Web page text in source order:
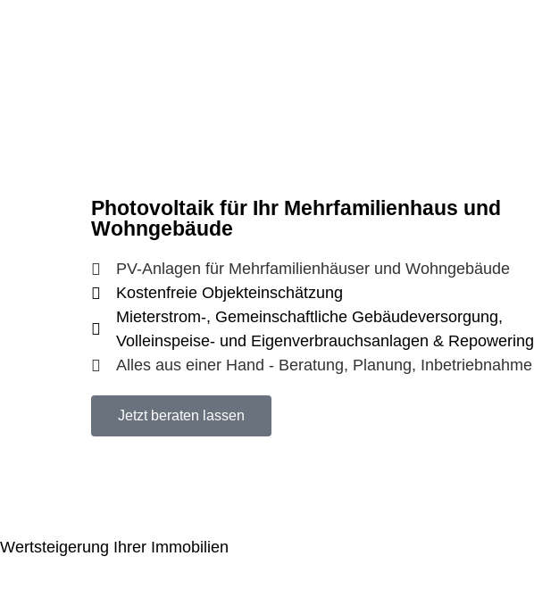
Photovoltaik für Ihr Mehrfamilienhaus und
Wohngebäude
PV-Anlagen für Mehrfamilienhäuser und Wohngebäude
Kostenfreie Objekteinschätzung
Mieterstrom-, Gemeinschaftliche Gebäudeversorgung,
Volleinspeise- und Eigenverbrauchsanlagen & Repowering
Alles aus einer Hand - Beratung, Planung, Inbetriebnahme
Jetzt beraten lassen
Wertsteigerung Ihrer Immobilien